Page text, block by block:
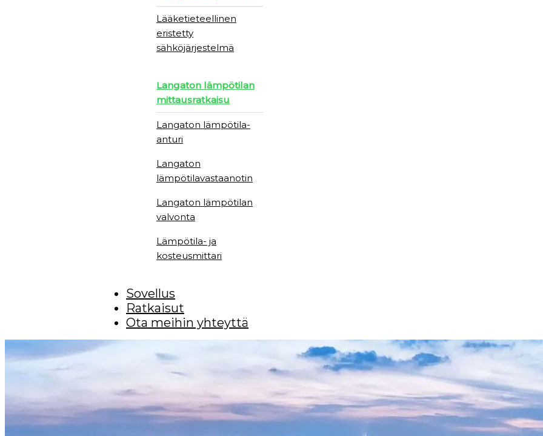
Lääketieteellinen
eristetty
sähköjärjestelmä
Langaton lämpötilan
mittausratkaisu
Langaton lämpötila-
anturi
Langaton
lämpötilavastaanotin
Langaton lämpötilan
valvonta
Lämpötila- ja
kosteusmittari
Sovellus
Ratkaisut
Ota meihin yhteyttä